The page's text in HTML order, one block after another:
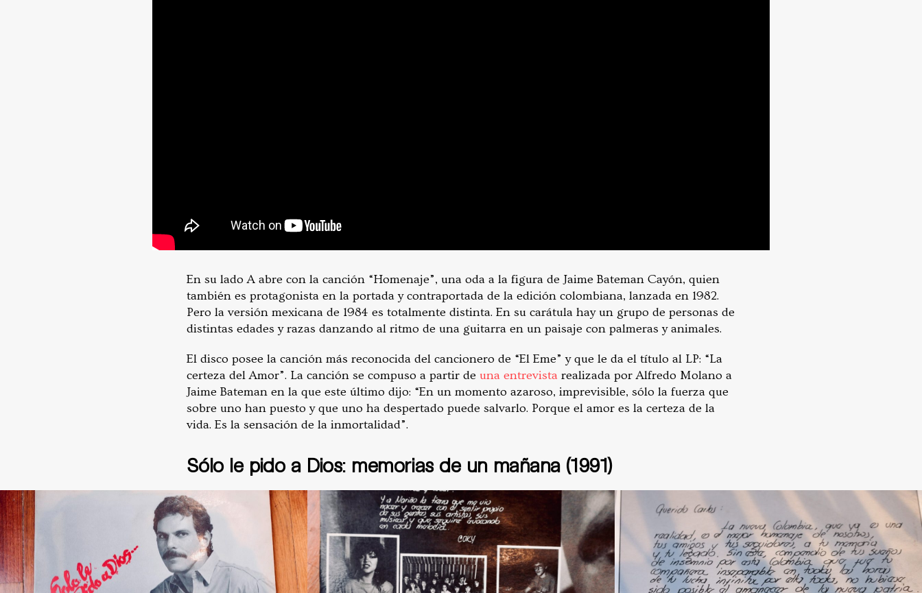
En su lado A abre con la canción “Homenaje”, una oda a la figura de Jaime Bateman Cayón, quien
también es protagonista en la portada y contraportada de la edición colombiana, lanzada en 1982.
Pero la versión mexicana de 1984 es totalmente distinta. En su carátula hay un grupo de personas de
distintas edades y razas danzando al ritmo de una guitarra en un paisaje con palmeras y animales.
El disco posee la canción más reconocida del cancionero de “El Eme” y que le da el título al LP: “La
certeza del Amor”. La canción se compuso a partir de una entrevista realizada por Alfredo Molano a
Jaime Bateman en la que este último dijo: “En un momento azaroso, imprevisible, sólo la fuerza que
sobre uno han puesto y que uno ha despertado puede salvarlo. Porque el amor es la certeza de la
vida. Es la sensación de la inmortalidad”.
Sólo le pido a Dios: memorias de un mañana (1991)